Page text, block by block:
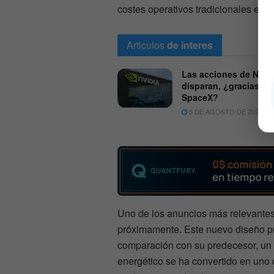
costes operativos tradicionales en
Articulosde interes
Las acciones de
disparan, ¿gracias a
SpaceX?
5 DE AGOSTO DE 2026
Uno de los anuncios más
próximamente. Este nuevo diseño
comparación con su predecesor,
energético se ha convertido en